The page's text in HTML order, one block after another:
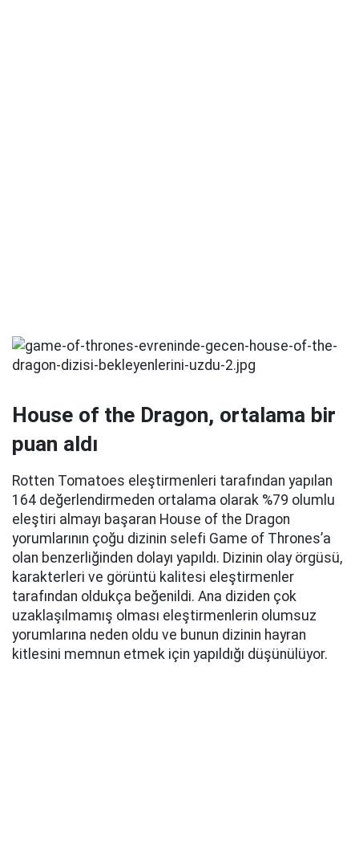
House of the Dragon, ortalama bir
puan aldı
Rotten Tomatoes eleştirmenleri tarafından yapılan
164 değerlendirmeden ortalama olarak %79 olumlu
eleştiri almayı başaran House of the Dragon
yorumlarının çoğu dizinin selefi Game of Thrones’a
olan benzerliğinden dolayı yapıldı. Dizinin olay örgüsü,
karakterleri ve görüntü kalitesi eleştirmenler
tarafından oldukça beğenildi. Ana diziden çok
uzaklaşılmamış olması eleştirmenlerin olumsuz
yorumlarına neden oldu ve bunun dizinin hayran
kitlesini memnun etmek için yapıldığı düşünülüyor.